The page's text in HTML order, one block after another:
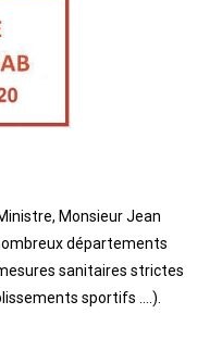
Monsieur Jean
départements
sanitaires strictes
sportifs ….).